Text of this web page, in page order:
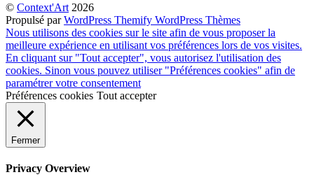
© Context'Art 2026
Propulsé parWordPress Themify WordPress Thèmes
Nous utilisons des cookies sur le site afin de vous proposer la
meilleure expérience en utilisant vos préférences lors de vos visites.
En cliquant sur "Tout accepter", vous autorisez l'utilisation des
cookies. Sinon vous pouvez utiliser "Préférences cookies" afin de
paramétrer votre consentement
Préférences cookies Tout accepter
Fermer
Privacy Overview